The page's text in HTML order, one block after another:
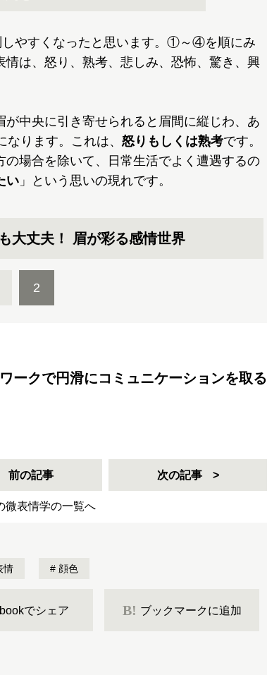
やすくなったと思います。①～④を順にみ
は、怒り、熟考、悲しみ、恐怖、驚き、興
が中央に引き寄せられると眉間に縦じわ、あ
ります。これは、 怒りもしくは熟考です。
場合を除いて、日常生活でよく遭遇するの
い 」という思いの現れです。
大丈夫！ 眉が彩る感情世界
2
ークで円滑にコミュニケーションを取る
前の記事 次の記事
微表情学の一覧へ
情 顔色
でシェア B! ブックマークに追加